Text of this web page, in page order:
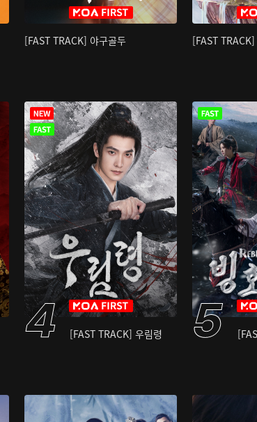
[FAST TRACK] 야구골두 [FAST
[FAST TRACK] 우림령